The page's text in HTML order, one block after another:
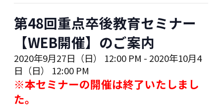
第48回重点卒後教育セミナー
【WEB開催】のご案内
2020年9月27日（日） 12:00 PM - 2020年10月4
日（日） 12:00 PM
※本セミナーの開催は終了いたしまし
た。